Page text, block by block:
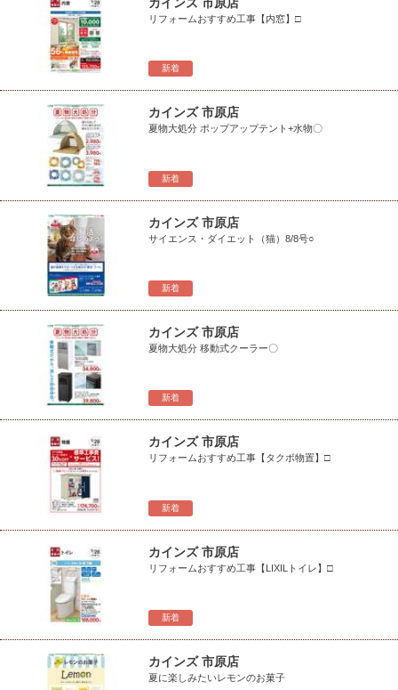
新着
リフォームおすすめ工事【内窓】□
新着
カインズ 市原店
夏物大処分 ポップアップテント+水物〇
新着
カインズ 市原店
サイエンス・ダイエット（猫）8/8号○
新着
カインズ 市原店
夏物大処分 移動式クーラー〇
新着
カインズ 市原店
リフォームおすすめ工事【タクボ物置】□
新着
カインズ 市原店
リフォームおすすめ工事【LIXILトイレ】□
カインズ 市原店
夏に楽しみたいレモンのお菓子